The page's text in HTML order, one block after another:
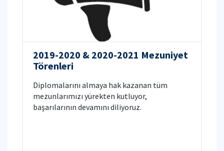
2019-2020 & 2020-2021 Mezuniyet
Törenleri
Diplomalarını almaya hak kazanan tüm
mezunlarımızı yürekten kutluyor,
başarılarının devamını diliyoruz.